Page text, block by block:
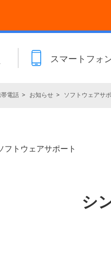
スマートフォ
電話 お知らせ ソフトウェアサ
フトウェアサポート
シ